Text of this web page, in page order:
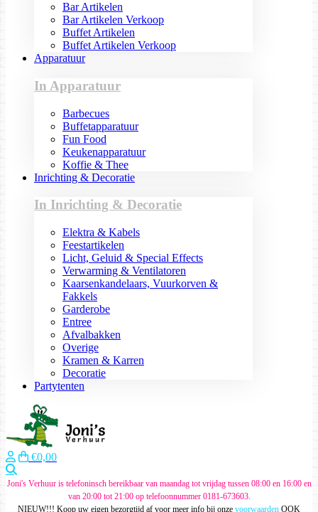
Bar Artikelen
Bar Artikelen Verkoop
Buffet Artikelen
Buffet Artikelen Verkoop
Apparatuur
In Apparatuur
Barbecues
Buffetapparatuur
Fun Food
Keukenapparatuur
Koffie & Thee
Inrichting & Decoratie
In Inrichting & Decoratie
Elektra & Kabels
Feestartikelen
Licht, Geluid & Special Effects
Verwarming & Ventilatoren
Kaarsenkandelaars, Vuurkorven &
Fakkels
Garderobe
Entree
Afvalbakken
Overige
Kramen & Karren
Decoratie
Partytenten
€0,00
Joni's Verhuur is telefoninsch bereikbaar van maandag tot vrijdag tussen 08:00 en 16:00 en
van 20:00 tot 21:00 op telefoonnummer 0181-673603.
NIEUW!!! Koop uw eigen bezorgtijd af voor meer info bij onze voorwaarden OOK